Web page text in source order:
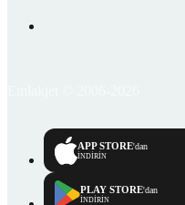
APP STORE'dan
İNDİRİN
PLAY STORE'dan
İNDİRİN